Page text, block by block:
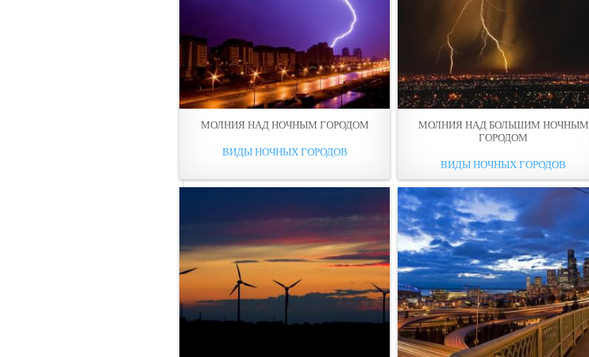
МОЛНИЯ НАД НОЧНЫМ ГОРОДОМ
ВИДЫ НОЧНЫХ ГОРОДОВ
МОЛНИЯ НАД БОЛЬШИМ НОЧНЫМ
ГОРОДОМ
ВИДЫ НОЧНЫХ ГОРОДОВ